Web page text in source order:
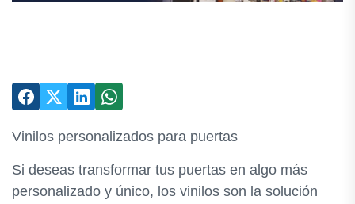
Vinilos personalizados para puertas
Si deseas transformar tus puertas en algo más
personalizado y único, los vinilos son la solución